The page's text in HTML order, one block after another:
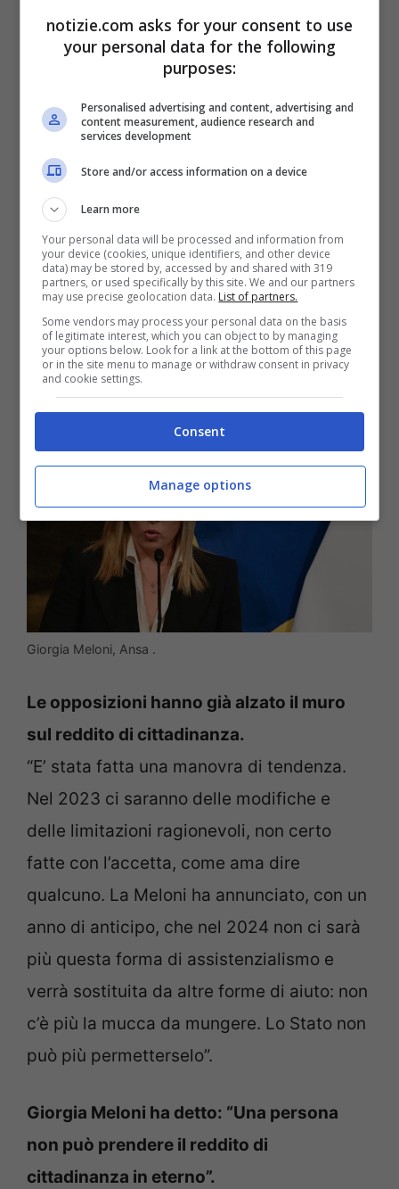
al Parlamento la manovra di bilancio.
Stavolta questa maggioranza è stata
il Parlamento ha un mese pieno per
dibattere, emendare e se serve migliorarla.
Quelli che alcuni definivano come
dilettanti allo sbaraglio, sono stati invece
bravissimi. Affidarsi a persone esperte,
come Giorgetti, Fazzolari, Mantovano,
uomini che conoscono perfettamente le
istituzioni e lo Stato, ha portato ad un
vantaggio”.
Giorgia Meloni, Ansa .
Le opposizioni hanno già alzato il muro
sul reddito di cittadinanza.
“E’ stata fatta una manovra di tendenza.
Nel 2023 ci saranno delle modifiche e
delle limitazioni ragionevoli, non certo
fatte con l’accetta, come ama dire
qualcuno. La Meloni ha annunciato, con un
anno di anticipo, che nel 2024 non ci sarà
più questa forma di assistenzialismo e
verrà sostituita da altre forme di aiuto: non
c’è più la mucca da mungere. Lo Stato non
può più permetterselo”.
Giorgia Meloni ha detto: “Una persona
non può prendere il reddito di
cittadinanza in eterno”.
notizie.com asks for your consent to use
your personal data for the following
purposes:
Personalised advertising and content, advertising and
content measurement, audience research and
services development
Store and/or access information on a device
Learn more
Your personal data will be processed and information from
your device (cookies, unique identifiers, and other device
data) may be stored by, accessed by and shared with 319
partners, or used specifically by this site. We and our partners
may use precise geolocation data. List of partners.
Some vendors may process your personal data on the basis
of legitimate interest, which you can object to by managing
your options below. Look for a link at the bottom of this page
or in the site menu to manage or withdraw consent in privacy
and cookie settings.
Consent
Manage options